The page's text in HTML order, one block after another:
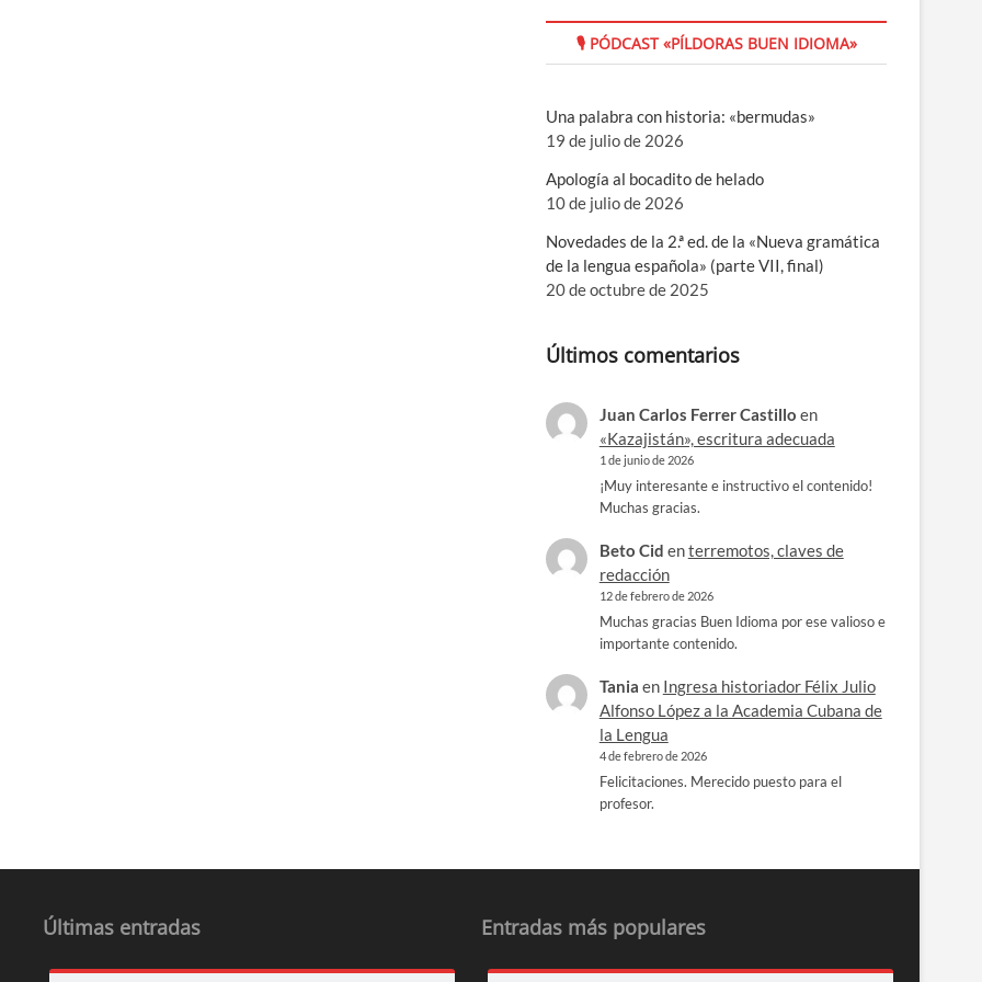
🎙 PÓDCAST «PÍLDORAS BUEN IDIOMA»
Una palabra con historia: «bermudas»
19 de julio de 2026
Apología al bocadito de helado
10 de julio de 2026
Novedades de la 2.ª ed. de la «Nueva gramática
de la lengua española» (parte VII, final)
20 de octubre de 2025
Últimos comentarios
Juan Carlos Ferrer Castillo en
«Kazajistán», escritura adecuada
1 de junio de 2026
¡Muy interesante e instructivo el contenido!
Muchas gracias.
Beto Cid enterremotos, claves de
redacción
12 de febrero de 2026
Muchas gracias Buen Idioma por ese valioso e
importante contenido.
Tania en Ingresa historiador Félix Julio
Alfonso López a la Academia Cubana de
la Lengua
4 de febrero de 2026
Felicitaciones. Merecido puesto para el
profesor.
Últimas entradas Entradas más populares